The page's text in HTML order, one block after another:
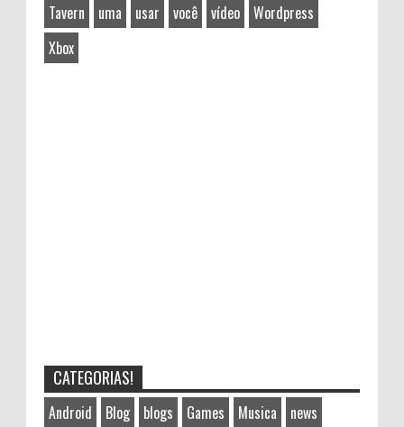
Tavern
uma usar você vídeo
Wordpress
Xbox
CATEGORIAS!
Android Blog blogs Games Musica news